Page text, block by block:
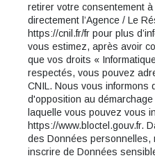
retirer votre consentement
directement l’Agence / Le
https://cnil.fr/fr pour plus
vous estimez, après avoir
que vos droits «
respectés, vous pouvez
CNIL. Nous vous informons
d'opposition au
laquelle vous pouvez vous
https://www.bloctel.gouv.fr.
des Données personnelles,
inscrire de Données